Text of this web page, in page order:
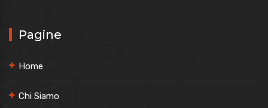
Pagine
Home
Chi Siamo